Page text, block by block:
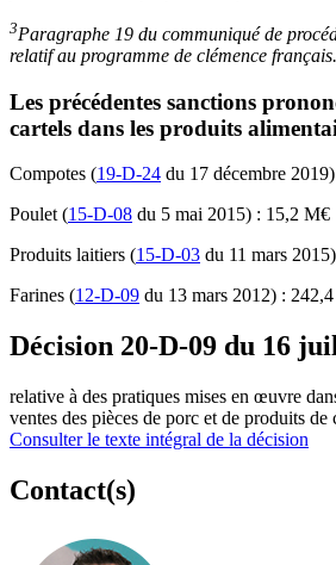
3Paragraphe 19 du communiqué de
relatif au programme de clémence français.
Les précédentes sanctions
cartels dans les produits
Compotes (19-D-24 du 17 décembre
Poulet (15-D-08 du 5 mai 2015) : 15,2 M€
Produits laitiers (15-D-03 du 11 mars
Farines (12-D-09 du 13 mars 2012) :
Décision 20-D-09 du 16
relative à des pratiques mises en œuvre
ventes des pièces de porc et de produits de
Consulter le texte intégral de la décision
Contact(s)